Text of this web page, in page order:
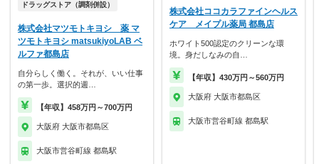
ドラッグストア（調剤併設）
株式会社マツモトキヨシ 薬 マ
ツモトキヨシ matsukiyoLAB ベ
ルファ都島店
自分らしく働く。それが、いい仕事
の第一歩。選択的週…
【年収】458万円～700万円
大阪府 大阪市都島区
大阪市営谷町線 都島駅
株式会社ココカラファインヘルス
ケア メイプル薬局 都島店
ホワイト500認定のクリーンな環
境。身だしなみの自…
【年収】430万円～560万円
大阪府 大阪市都島区
大阪市営谷町線 都島駅